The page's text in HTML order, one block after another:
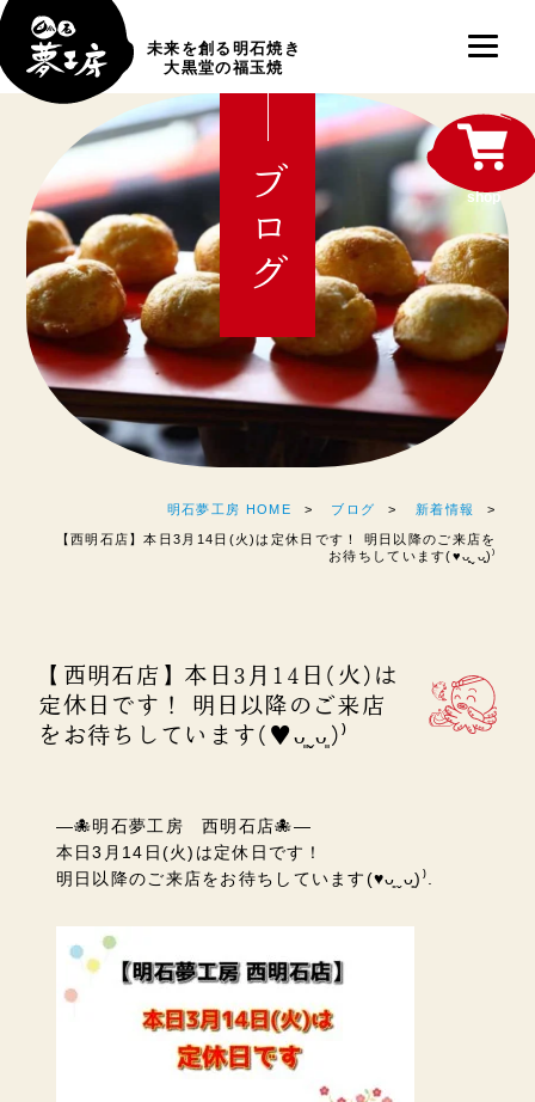
未来を創る明石焼き
大黒堂の福玉焼
ブログ
明石夢工房 HOME ブログ 新着情報
【西明石店】本日3月14日(火)は定休日です！ 明日以降のご来店を
お待ちしています(♥︎︎ᴗ͈ˬᴗ͈)⁾
【西明石店】本日3月14日(火)は
定休日です！ 明日以降のご来店
をお待ちしています(♥︎︎ᴗ͈ˬᴗ͈)⁾
—🐙明石夢工房 西明石店🐙—
本日3月14日(火)は定休日です！
明日以降のご来店をお待ちしています(♥︎︎ᴗ͈ˬᴗ͈)⁾.
shop